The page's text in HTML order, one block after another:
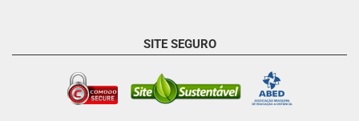
SITE SEGURO